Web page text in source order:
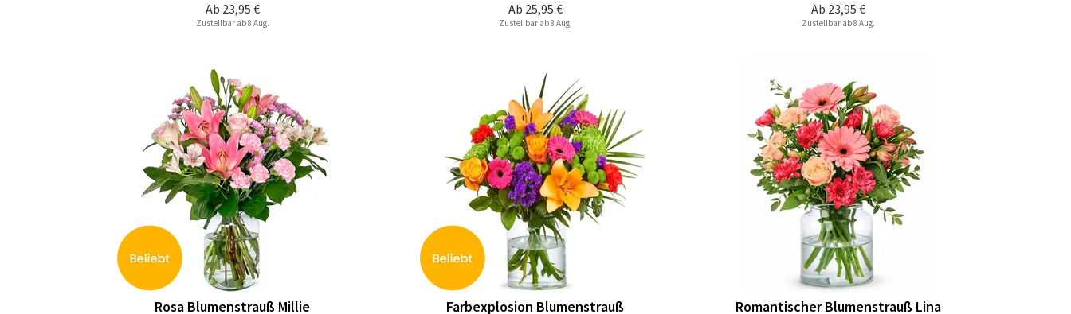
Ab 23,95 €
Zustellbar ab 8 Aug.
Ab 25,95 €
Zustellbar ab 8 Aug.
Ab 23,95 €
Zustellbar ab 8 Aug.
Rosa Blumenstrauß Millie Farbexplosion Blumenstrauß Romantischer Blumenstrauß Lina